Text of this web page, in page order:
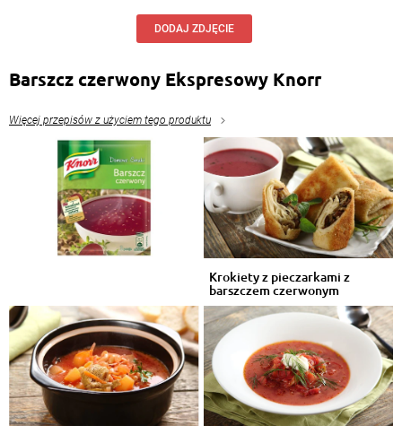
DODAJ ZDJĘCIE
Barszcz czerwony Ekspresowy Knorr
Więcej przepisów z użyciem tego produktu
Krokiety z pieczarkami z
barszczem czerwonym